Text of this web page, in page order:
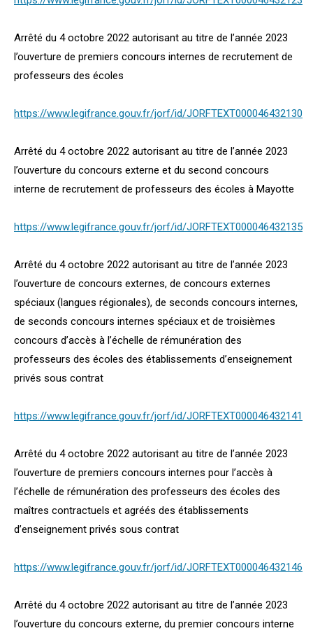
Arrêté du 4 octobre 2022 autorisant au titre de l’année 2023
l’ouverture de premiers concours internes de recrutement de
professeurs des écoles
https://www.legifrance.gouv.fr/jorf/id/JORFTEXT000046432130
Arrêté du 4 octobre 2022 autorisant au titre de l’année 2023
l’ouverture du concours externe et du second concours
interne de recrutement de professeurs des écoles à Mayotte
https://www.legifrance.gouv.fr/jorf/id/JORFTEXT000046432135
Arrêté du 4 octobre 2022 autorisant au titre de l’année 2023
l’ouverture de concours externes, de concours externes
spéciaux (langues régionales), de seconds concours internes,
de seconds concours internes spéciaux et de troisièmes
concours d’accès à l’échelle de rémunération des
professeurs des écoles des établissements d’enseignement
privés sous contrat
https://www.legifrance.gouv.fr/jorf/id/JORFTEXT000046432141
Arrêté du 4 octobre 2022 autorisant au titre de l’année 2023
l’ouverture de premiers concours internes pour l’accès à
l’échelle de rémunération des professeurs des écoles des
maîtres contractuels et agréés des établissements
d’enseignement privés sous contrat
https://www.legifrance.gouv.fr/jorf/id/JORFTEXT000046432146
Arrêté du 4 octobre 2022 autorisant au titre de l’année 2023
l’ouverture du concours externe, du premier concours interne